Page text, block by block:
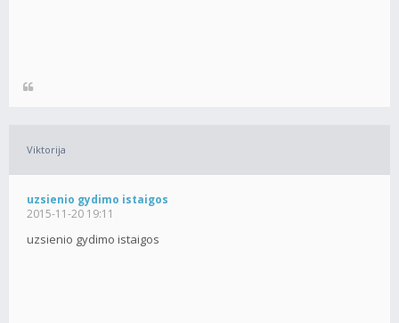
Viktorija
uzsienio gydimo istaigos
2015-11-20 19:11
uzsienio gydimo istaigos